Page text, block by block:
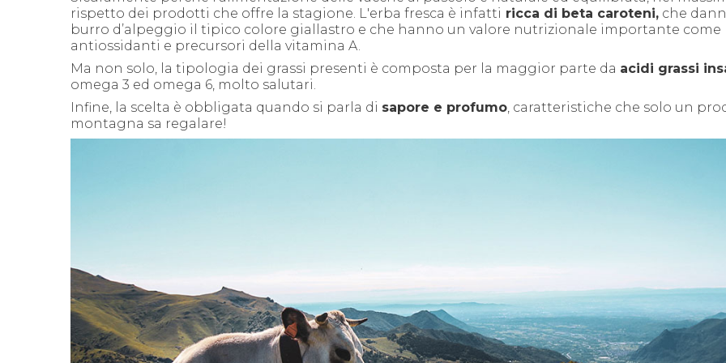
rispetto dei prodotti che offre la stagione. L'erba fresca è infatti ricca di beta caroteni, che
burro d’alpeggio il tipico colore giallastro e che hanno un valore nutrizionale importante come
antiossidanti e precursori della vitamina A.
Ma non solo, la tipologia dei grassi presenti è composta per la maggior parte da acidi grassi
omega 3 ed omega 6, molto salutari.
Infine, la scelta è obbligata quando si parla di sapore e profumo, caratteristiche che solo un
montagna sa regalare!